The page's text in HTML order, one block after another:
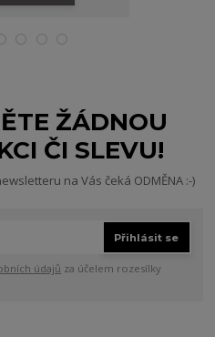
ŽÁDNOU
ČI SLEVU!
na Vás čeká ODMĚNA :-)
Přihlásit se
údajů za účelem rozesílky